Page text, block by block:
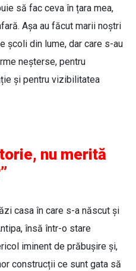
să fac ceva în țara mea,
Așa au făcut marii noștri
școli din lume, dar care s-au
neșterse, pentru
și pentru vizibilitatea
nu merită
casa în care s-a născut și
însă într-o stare
iminent de prăbușire și,
construcții ce sunt gata să